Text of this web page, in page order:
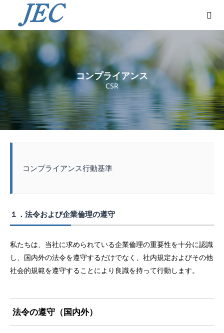
コンプライアンス
CSR
コンプライアンス行動基準
１．法令および企業倫理の遵守
私たちは、当社に求められている企業倫理の重要性を十分に認識
し、国内外の法令を遵守するだけでなく、社内規定およびその他
社会的規範を遵守することにより良識を持って行動します。
法令の遵守（国内外）